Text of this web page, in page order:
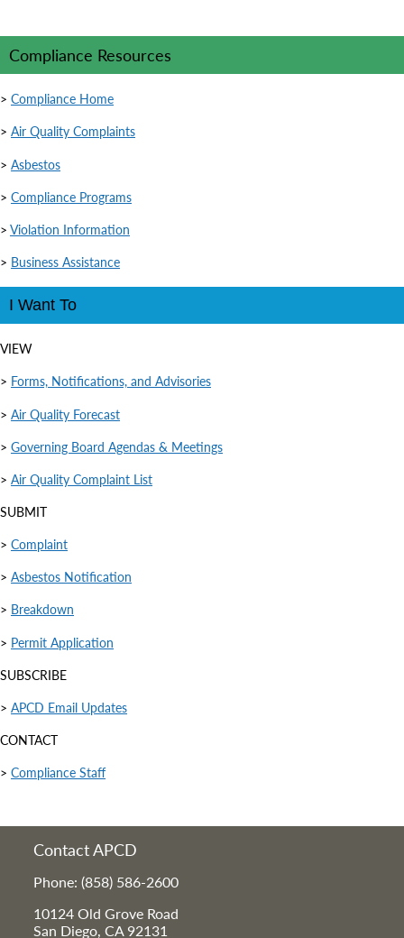
Compliance Resources
> Compliance Home
> Air Quality Complaints
> Asbestos
> Compliance Programs
> Violation Information
> Business Assistance
I Want To
VIEW
> Forms, Notifications, and Advisories
> Air Quality Forecast
> Governing Board Agendas & Meetings
> Air Quality Complaint List
SUBMIT
> Complaint
> Asbestos Notification
> Breakdown
> Permit Application
SUBSCRIBE
> APCD Email Updates
CONTACT
> Compliance Staff
Contact APCD
Phone: (858) 586-2600
10124 Old Grove Road
San Diego, CA 92131